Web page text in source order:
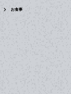
お食事